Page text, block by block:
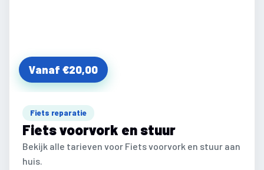
Vanaf €20,00
Fiets reparatie
Fiets voorvork en stuur
Bekijk alle tarieven voor Fiets voorvork en stuur aan
huis.